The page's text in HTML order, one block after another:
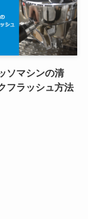
ソマシンの清
フラッシュ方法